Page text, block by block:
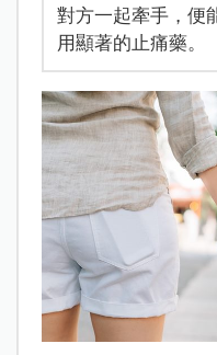
對方一起牽手，便
用顯著的止痛藥。